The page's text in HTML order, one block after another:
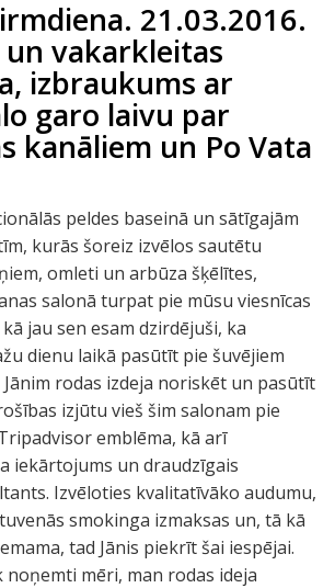
21.03.2016.
un vakarkleitas
izbraukums ar
garo laivu par
kanāliem un Po Vata
peldes baseinā un sātīgajām
kurās šoreiz izvēlos sautētu
omleti un arbūza šķēlītes,
salonā turpat pie mūsu viesnīcas
jau sen esam dzirdējuši, ka
dienu laikā pasūtīt pie šuvējiem
rodas izdeja noriskēt un pasūtīt
izjūtu vieš šim salonam pie
emblēma, kā arī
iekārtojums un draudzīgais
Izvēloties kvalitatīvāko audumu,
smokinga izmaksas un, tā kā
tad Jānis piekrīt šai iespējai.
noņemti mēri, man rodas ideja